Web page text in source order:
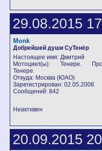
29.08.2015
Monk
Добрейшей души СуТенёр
Настоящее имя: Дмитрий
Мотоцикл(ы): Тенере.
Тенере.
Откуда: Москва (ЮАО)
Зарегистрирован: 02.05.2006
Сообщений: 842
Неактивен
20.09.2015